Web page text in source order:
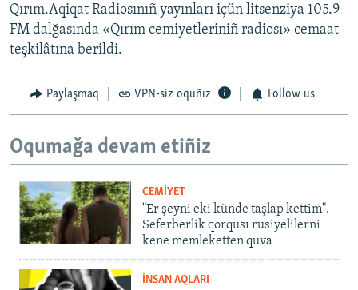
Qırım.Aqiqat Radiosınıñ yayınları içün litsenziya 105.9
FM dalğasında «Qırım cemiyetleriniñ radiosı» cemaat
teşkilâtına berildi.
Paylaşmaq VPN-siz oquñız Follow us
Oqumağa devam etiñiz
CEMİYET
"Er şeyni eki künde taşlap kettim".
Seferberlik qorqusı rusiyelilerni
kene memleketten quva
İNSAN AQLARI